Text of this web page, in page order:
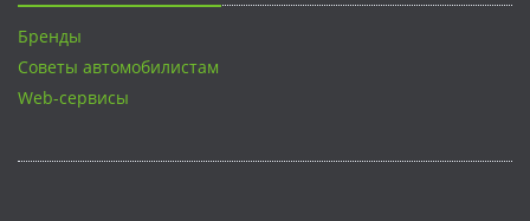
Бренды
Советы автомобилистам
Web-сервисы